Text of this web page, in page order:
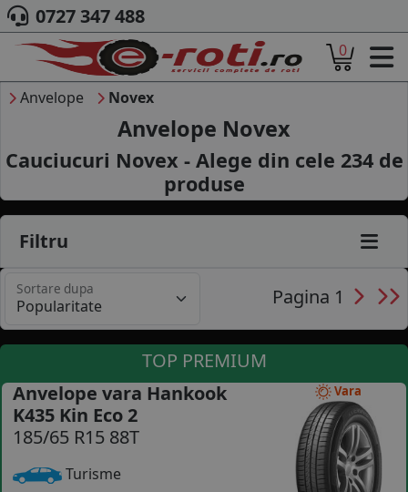
ACASA
DESPRE NOI
ANVELOPE
AUTO
CAMION
MOTO
AGROINDUSTRIALE
MARCA AUTO
B2B - COLABORARE COMPANII
CONTACT
COS (
0727 347 488
0
Anvelope Novex
Anvelope Novex
Cauciucuri Novex - Alege din cele 234de
produse
Filtru
Sortare dupa Pagina 1
TOP PREMIUM
Vara
Anvelope vara Hankook
K435 Kin Eco 2
185/65 R15 88T
Turisme